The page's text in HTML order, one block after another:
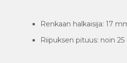
Renkaan halkaisija: 17
Riipuksen pituus: noin